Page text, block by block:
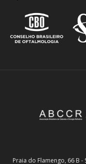
Praia do Flamengo, 66 B -